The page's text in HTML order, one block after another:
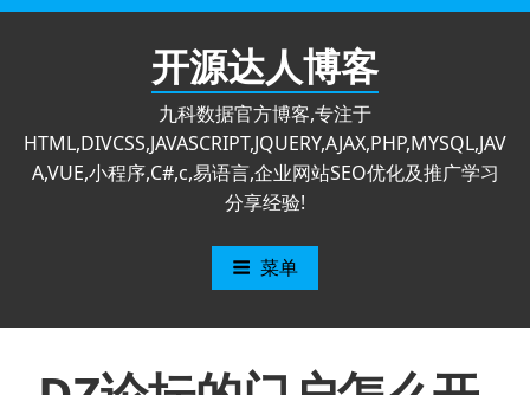
跳
开源达人博客
九科数据官方博客,专注于
HTML,DIVCSS,JAVASCRIPT,JQUERY,AJAX,PHP,MYSQL,JAV
A,VUE,小程序,C#,c,易语言,企业网站SEO优化及推广学习
分享经验!
菜单